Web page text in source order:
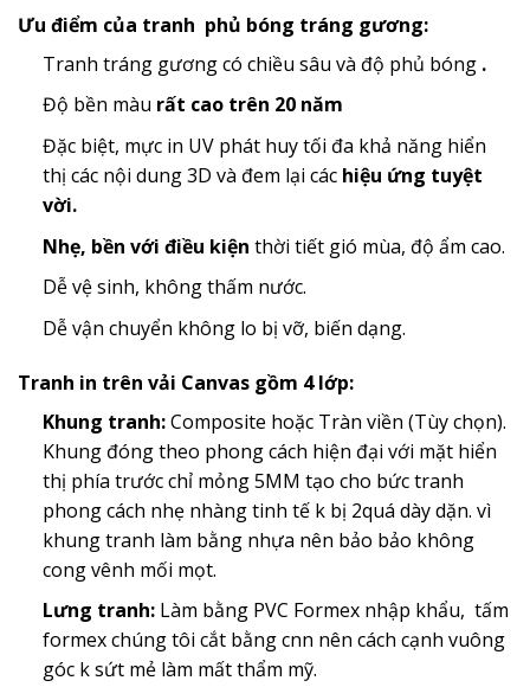
Ưu điểm của tranh phủ bóng tráng gương:
Tranh tráng gương có chiều sâu và độ phủ bóng .
Độ bền màu rất cao trên 20 năm
Đặc biệt, mực in UV phát huy tối đa khả năng hiển
thị các nội dung 3D và đem lại các hiệu ứng tuyệt
vời.
Nhẹ, bền với điều kiện thời tiết gió mùa, độ ẩm cao.
Dễ vệ sinh, không thấm nước.
Dễ vận chuyển không lo bị vỡ, biến dạng.
Tranh in trên vải Canvas gồm 4 lớp:
Khung tranh:Composite hoặc Tràn viền (Tùy chọn).
Khung đóng theo phong cách hiện đại với mặt hiển
thị phía trước chỉ mỏng 5MM tạo cho bức tranh
phong cách nhẹ nhàng tinh tế k bị 2quá dày dặn. vì
khung tranh làm bằng nhựa nên bảo bảo không
cong vênh mối mọt.
Lưng tranh:Làm bằng PVC Formex nhập khẩu, tấm
formex chúng tôi cắt bằng cnn nên cách cạnh vuông
góc k sứt mẻ làm mất thẩm mỹ.